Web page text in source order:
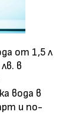
от 1,5 л
в
вода в
и по-